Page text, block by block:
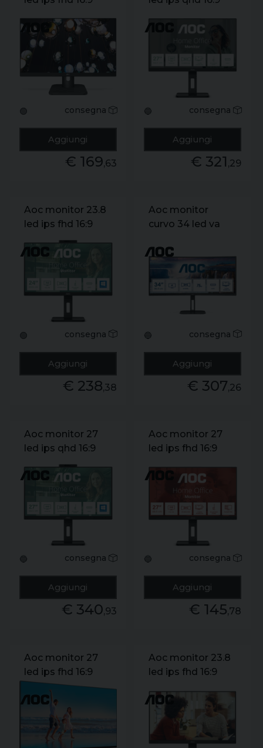
hdmi.
multimediale
🟢 consegna
Aggiungi
€ 169,63
usb-c. pivot.
multimediale
🔵 consegna
Aggiungi
€ 321 ,29
Aoc monitor 23.8
led ips fhd 16:9
4ms 300 cdm.
webcam. usb-c.
multimediale
🟢 consegna
Aggiungi
€ 238,38
Aoc monitor
curvo 34 led va
300 cdm. reg
altezza. usb-c
dock. dp/hdmi.
multimediale
🔵 consegna
Aggiungi
€ 307,26
Aoc monitor 27
led ips qhd 16:9
4ms 350 cdm.
webcam. pivot.
multimediale
🔵 consegna
Aggiungi
€ 340,93
Aoc monitor 27
led ips fhd 16:9
pivot. dp/hdmi.
🔵 consegna
Aggiungi
€ 145,78
Aoc monitor 27
led ips fhd 16:9
4ms 250 cdm
100hz. reg altezza.
usb-c. hdmi.
multimediale
Aoc monitor 23.8
led ips fhd 16:9
pivot. dp/hdmi.